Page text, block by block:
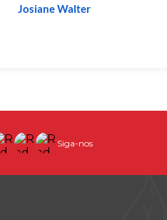
Josiane Walter
Siga-nos